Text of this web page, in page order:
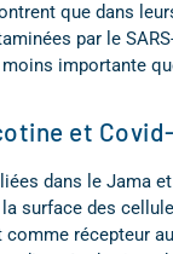
que dans
par le
importante
et Covid-
dans le Jama
surface des
récepteur